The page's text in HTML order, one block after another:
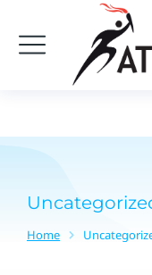
Tu sei qui:
Home